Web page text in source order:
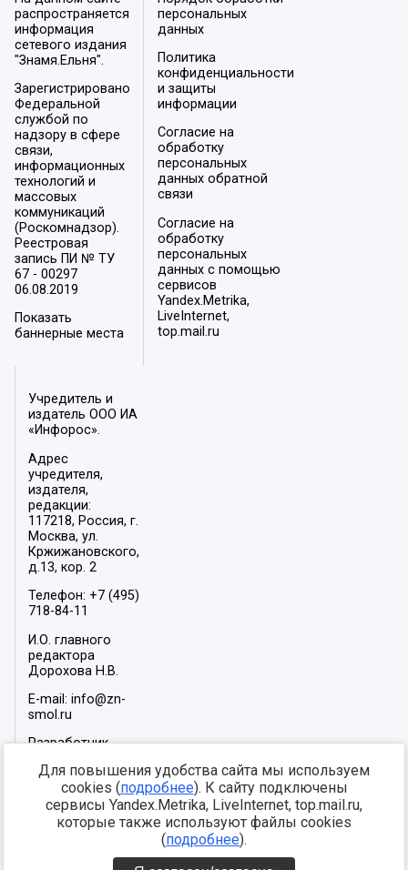
распространяется
информация
сетевого издания
"Знамя.Ельня".
Зарегистрировано
Федеральной
службой по
надзору в сфере
связи,
информационных
технологий и
массовых
коммуникаций
(Роскомнадзор).
Реестровая
запись ПИ № ТУ
67 - 00297
06.08.2019
Показать
баннерные места
персональных
данных
Политика
конфиденциальности
и защиты
информации
Согласие на
обработку
персональных
данных обратной
связи
Согласие на
обработку
персональных
данных с помощью
сервисов
Yandex.Metrika,
LiveInternet,
top.mail.ru
Учредитель и
издатель ООО ИА
«Инфорос».
Адрес
учредителя,
издателя,
редакции:
117218, Россия, г.
Москва, ул.
Кржижановского,
д.13, кор. 2
Телефон: +7 (495)
718-84-11
И.О. главного
редактора
Дорохова Н.В.
E-mail: info@zn-
smol.ru
Разработчик
2026
Мы в социальных
сетях:
Для повышения удобства сайта мы используем
cookies (подробнее). К сайту подключены
сервисы Yandex.Metrika, LiveInternet, top.mail.ru,
которые также используют файлы cookies
(подробнее).